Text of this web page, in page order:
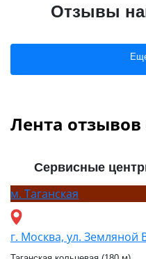
Отзывы
Лента отзывов
Сервисные
м. Таганская
г. Москва, ул. Земляной